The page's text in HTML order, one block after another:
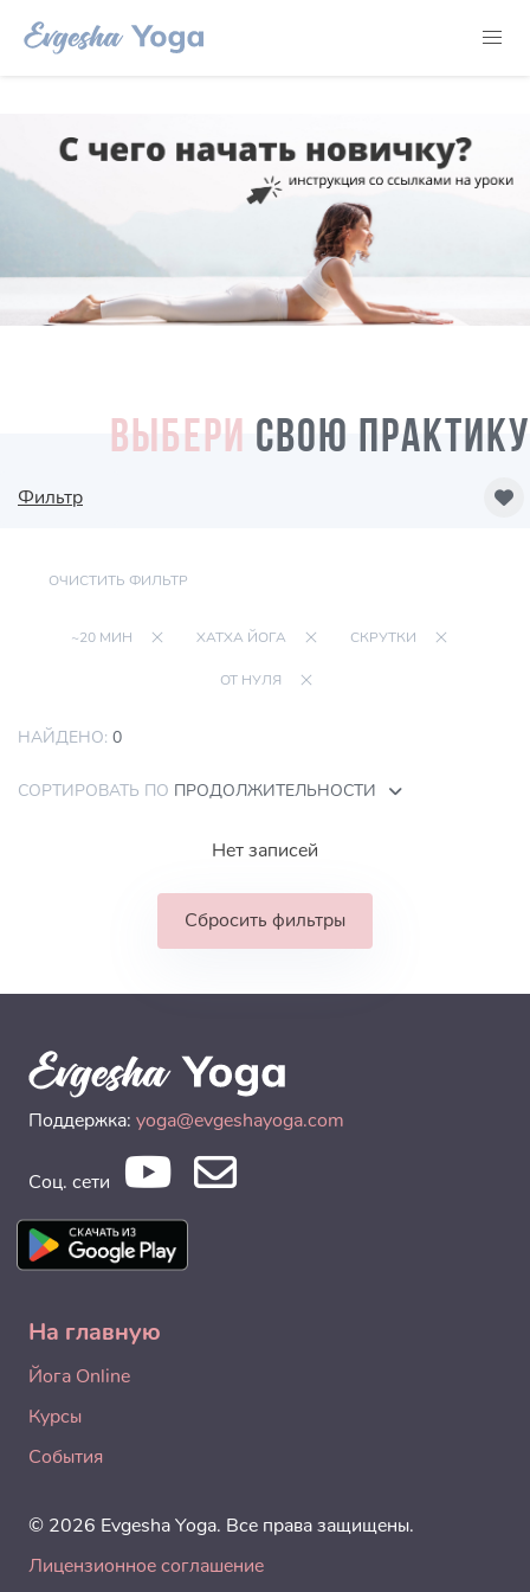
ВЫБЕРИ СВОЮ ПРАКТИКУ
Фильтр
ОЧИСТИТЬ ФИЛЬТР
~20 МИН ХАТХА ЙОГА СКРУТКИ
ОТ НУЛЯ
НАЙДЕНО: 0
СОРТИРОВАТЬ ПО ПРОДОЛЖИТЕЛЬНОСТИ
Нет записей
Сбросить фильтры
Поддержка: yoga@evgeshayoga.com
Соц. сети
На главную
Йога Online
Курсы
События
© 2026 Evgesha Yoga. Все права защищены.
Лицензионное соглашение